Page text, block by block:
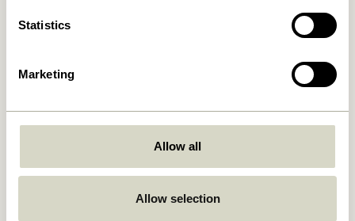
Statistics
Marketing
Allow all
Allow selection
Gå tilbage